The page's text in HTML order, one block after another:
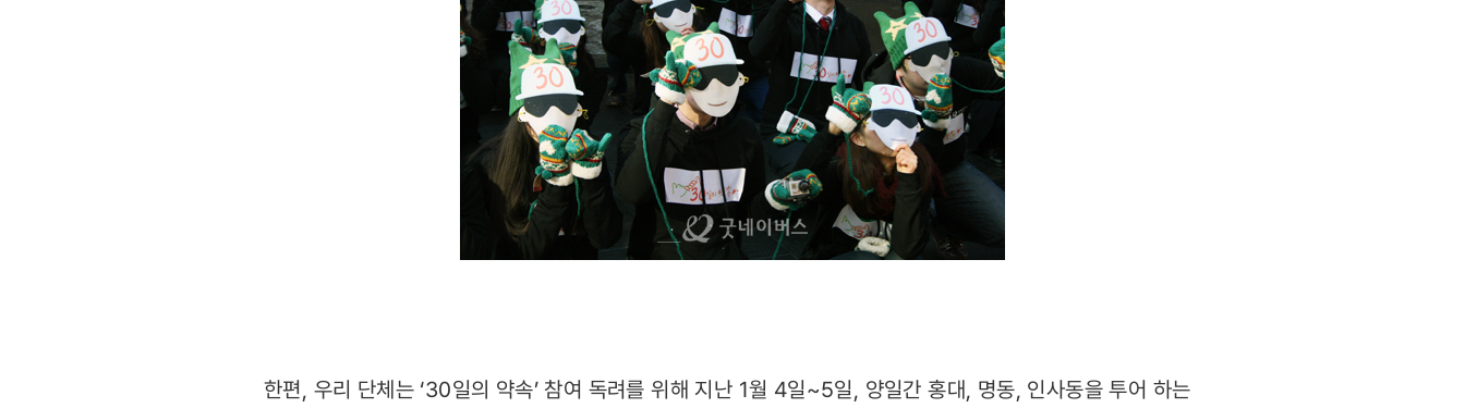
한편, 우리 단체는 ‘30일의 약속’ 참여 독려를 위해 지난 1월 4일~5일, 양일간 홍대, 명동, 인사동을 투어 하는